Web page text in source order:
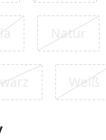
Natur
Weiß